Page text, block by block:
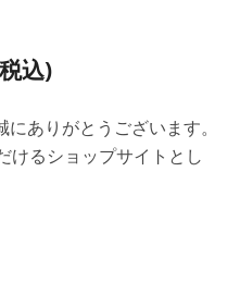
込)
ありがとうございます。
けるショップサイトとし